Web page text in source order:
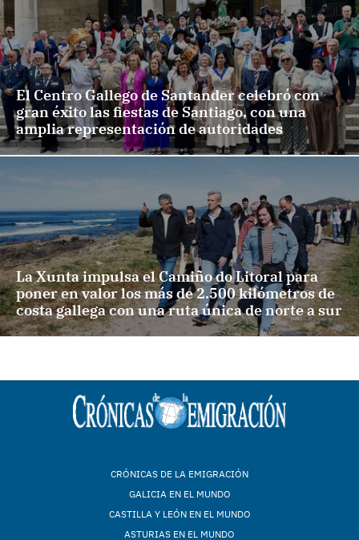
El Centro Gallego de Santander celebró con
gran éxito las fiestas de Santiago, con una
amplia representación de autoridades
La Xunta impulsa el Camiño do Litoral para
poner en valor los más de 2.500 kilómetros de
costa gallega con una ruta única de norte a sur
CRÓNICAS DE LA EMIGRACIÓN
GALICIA EN EL MUNDO
CASTILLA Y LEÓN EN EL MUNDO
ASTURIAS EN EL MUNDO